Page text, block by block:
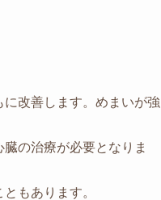
改善します。めまいが強
の治療が必要となりま
もあります。